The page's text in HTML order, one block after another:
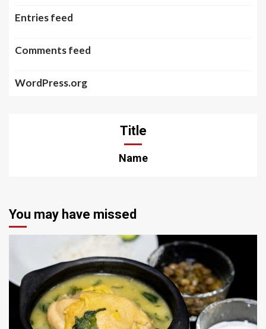
Entries feed
Comments feed
WordPress.org
Title
Name
You may have missed